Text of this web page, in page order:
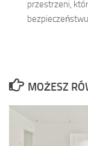
przestrzeni,
MOŻESZ